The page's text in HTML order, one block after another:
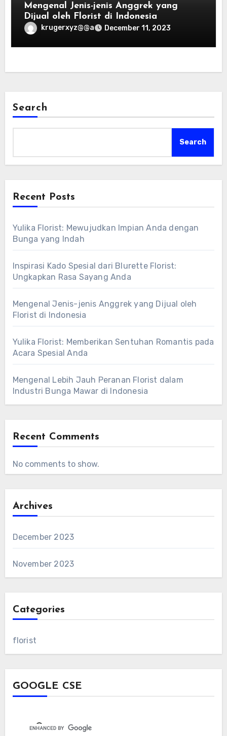
Mengenal Jenis-jenis Anggrek yang
Dijual oleh Florist di Indonesia
krugerxyz@@a December 11, 2023
Search
Search
Recent Posts
Yulika Florist: Mewujudkan Impian Anda dengan
Bunga yang Indah
Inspirasi Kado Spesial dari Blurette Florist:
Ungkapkan Rasa Sayang Anda
Mengenal Jenis-jenis Anggrek yang Dijual oleh
Florist di Indonesia
Yulika Florist: Memberikan Sentuhan Romantis pada
Acara Spesial Anda
Mengenal Lebih Jauh Peranan Florist dalam
Industri Bunga Mawar di Indonesia
Recent Comments
No comments to show.
Archives
December 2023
November 2023
Categories
florist
GOOGLE CSE